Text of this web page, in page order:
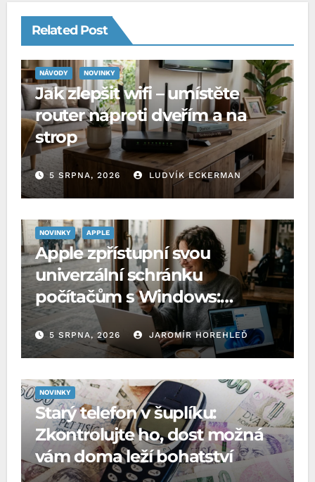
Related Post
NÁVODY NOVINKY
Jak zlepšit wifi – umístěte
router naproti dveřím a na
strop
5 SRPNA, 2026 LUDVÍK ECKERMAN
NOVINKY APPLE
Apple zpřístupní svou
univerzální schránku
počítačům s Windows:
Microsoft o to požádal EU
5 SRPNA, 2026 JAROMÍR HOREHLEĎ
NOVINKY
Starý telefon v šuplíku:
Zkontrolujte ho, dost možná
vám doma leží bohatství